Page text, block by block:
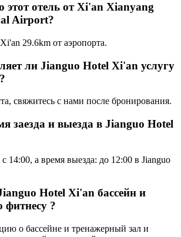
этот отель от Xi'an Xianyang
Airport?
29.6km от аэропорта.
ли Jianguo Hotel Xi'an услугу
свяжитесь с нами после бронирования.
заезда и выезда в Jianguo Hotel
с 14:00, а время выезда: до 12:00 в Jianguo
Hotel Xi'an бассейн и
фитнесу ?
о бассейне и тренажерный зал и